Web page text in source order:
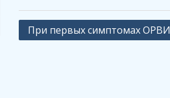
Навигация
При первых симптомах ОРВИ